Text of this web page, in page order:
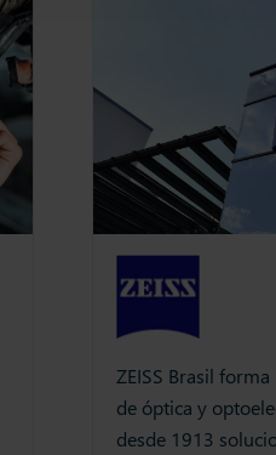
ZEISS Brasil
de óptica y
desde 1913